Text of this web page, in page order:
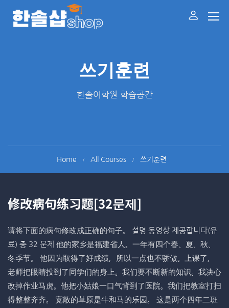
쓰기훈련
한솔어학원 학습공간
Home All Courses 쓰기훈련
修改病句练习题[32문제]
请将下面的病句修改成正确的句子。 설명 동영상 제공합니다(유
료) 총 32 문제 他的家乡是福建省人。一年有四个春、夏、秋、
冬季节。 他因为取得了好成绩，所以一点也不骄傲。上课了，
老师把眼睛投到了同学们的身上。我们要不断新的知识。我决心
改掉作业马虎。他把小姑娘一口气背到了医院。我们把教室打扫
得整整齐齐。 宽敞的草原是牛和马的乐园。 这是两个四年二班